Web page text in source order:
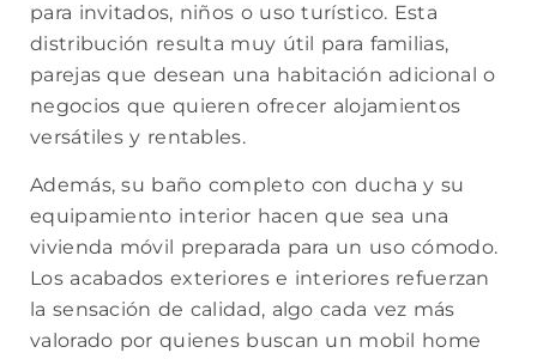
para invitados, niños o uso turístico. Esta
distribución resulta muy útil para familias,
parejas que desean una habitación adicional o
negocios que quieren ofrecer alojamientos
versátiles y rentables.
Además, su baño completo con ducha y su
equipamiento interior hacen que sea una
vivienda móvil preparada para un uso cómodo.
Los acabados exteriores e interiores refuerzan
la sensación de calidad, algo cada vez más
valorado por quienes buscan un mobil home